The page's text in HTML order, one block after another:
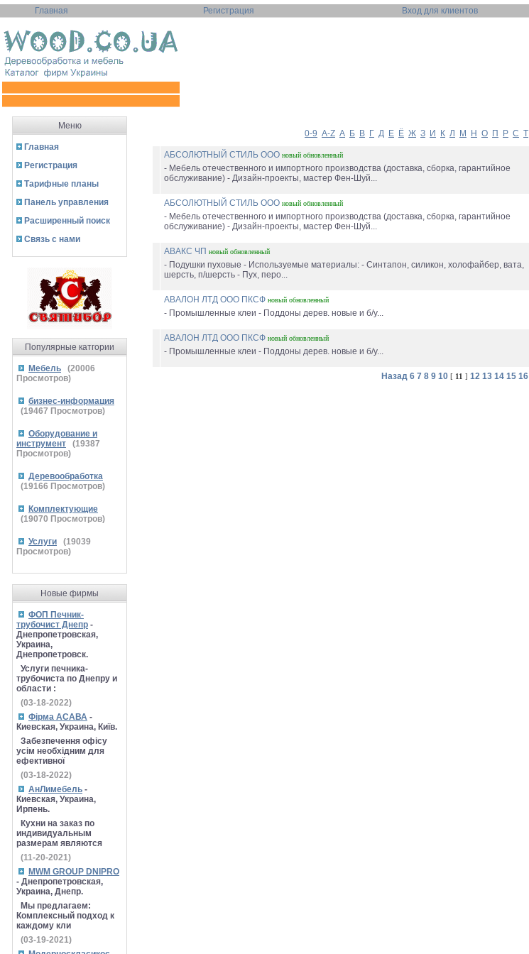
Главная Регистрация Вход для клиентов
Меню
Главная
Регистрация
Тарифные планы
Панель управления
Расширенный поиск
Связь с нами
Популярные катгории
Мебель (20006
Просмотров)
бизнес-информация
(19467 Просмотров)
Оборудование и
инструмент
(19387
Просмотров)
Деревообработка
(19166 Просмотров)
Комплектующие
(19070 Просмотров)
Услуги (19039
Просмотров)
Новые фирмы
ФОП Печник-
трубочист Днепр -
Днепропетровская,
Украина,
Днепропетровск.
Услуги печника-
трубочиста по Днепру и
области :
(03-18-2022)
Фірма АСАВА -
Киевская, Украина, Київ.
Забезпечення офісу
усім необхідним для
ефективної
(03-18-2022)
АнЛимебель -
Киевская, Украина,
Ирпень.
Кухни на заказ по
индивидуальным
размерам являются
(11-20-2021)
MWM GROUP DNIPRO
- Днепропетровская,
Украина, Днепр.
Мы предлагаем:
Комплексный подход к
каждому кли
(03-19-2021)
0-9 A-Z А Б В Г Д Е Ё Ж З И К Л М Н О П Р С Т
АБСОЛЮТНЫЙ СТИЛЬ ООО новый обновленный
- Мебель отечественного и импортного производства (доставка, сборка, гарантийное
обслуживание) - Дизайн-проекты, мастер Фен-Шуй...
АБСОЛЮТНЫЙ СТИЛЬ ООО новый обновленный
- Мебель отечественного и импортного производства (доставка, сборка, гарантийное
обслуживание) - Дизайн-проекты, мастер Фен-Шуй...
АВАКС ЧП новый обновленный
- Подушки пуховые - Используемые материалы: - Синтапон, силикон, холофайбер, вата,
шерсть, п/шерсть - Пух, перо...
АВАЛОН ЛТД ООО ПКСФ новый обновленный
- Промышленные клеи - Поддоны дерев. новые и б/у...
АВАЛОН ЛТД ООО ПКСФ новый обновленный
- Промышленные клеи - Поддоны дерев. новые и б/у...
Назад 6 7 8 9 10[ 11 ] 12 13 14 15 16